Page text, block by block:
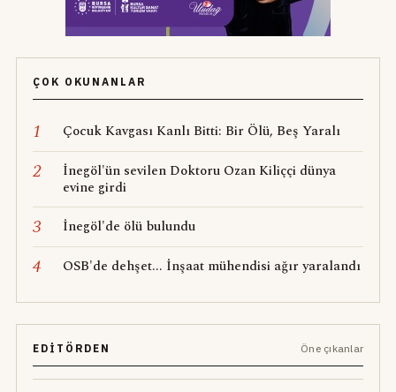
ÇOK OKUNANLAR
1 Çocuk Kavgası Kanlı Bitti: Bir Ölü, Beş Yaralı
2
İnegöl'ün sevilen Doktoru Ozan Kiliççi dünya
evine girdi
3 İnegöl'de ölü bulundu
4 OSB'de dehşet... İnşaat mühendisi ağır yaralandı
EDITÖRDEN Öne çıkanlar